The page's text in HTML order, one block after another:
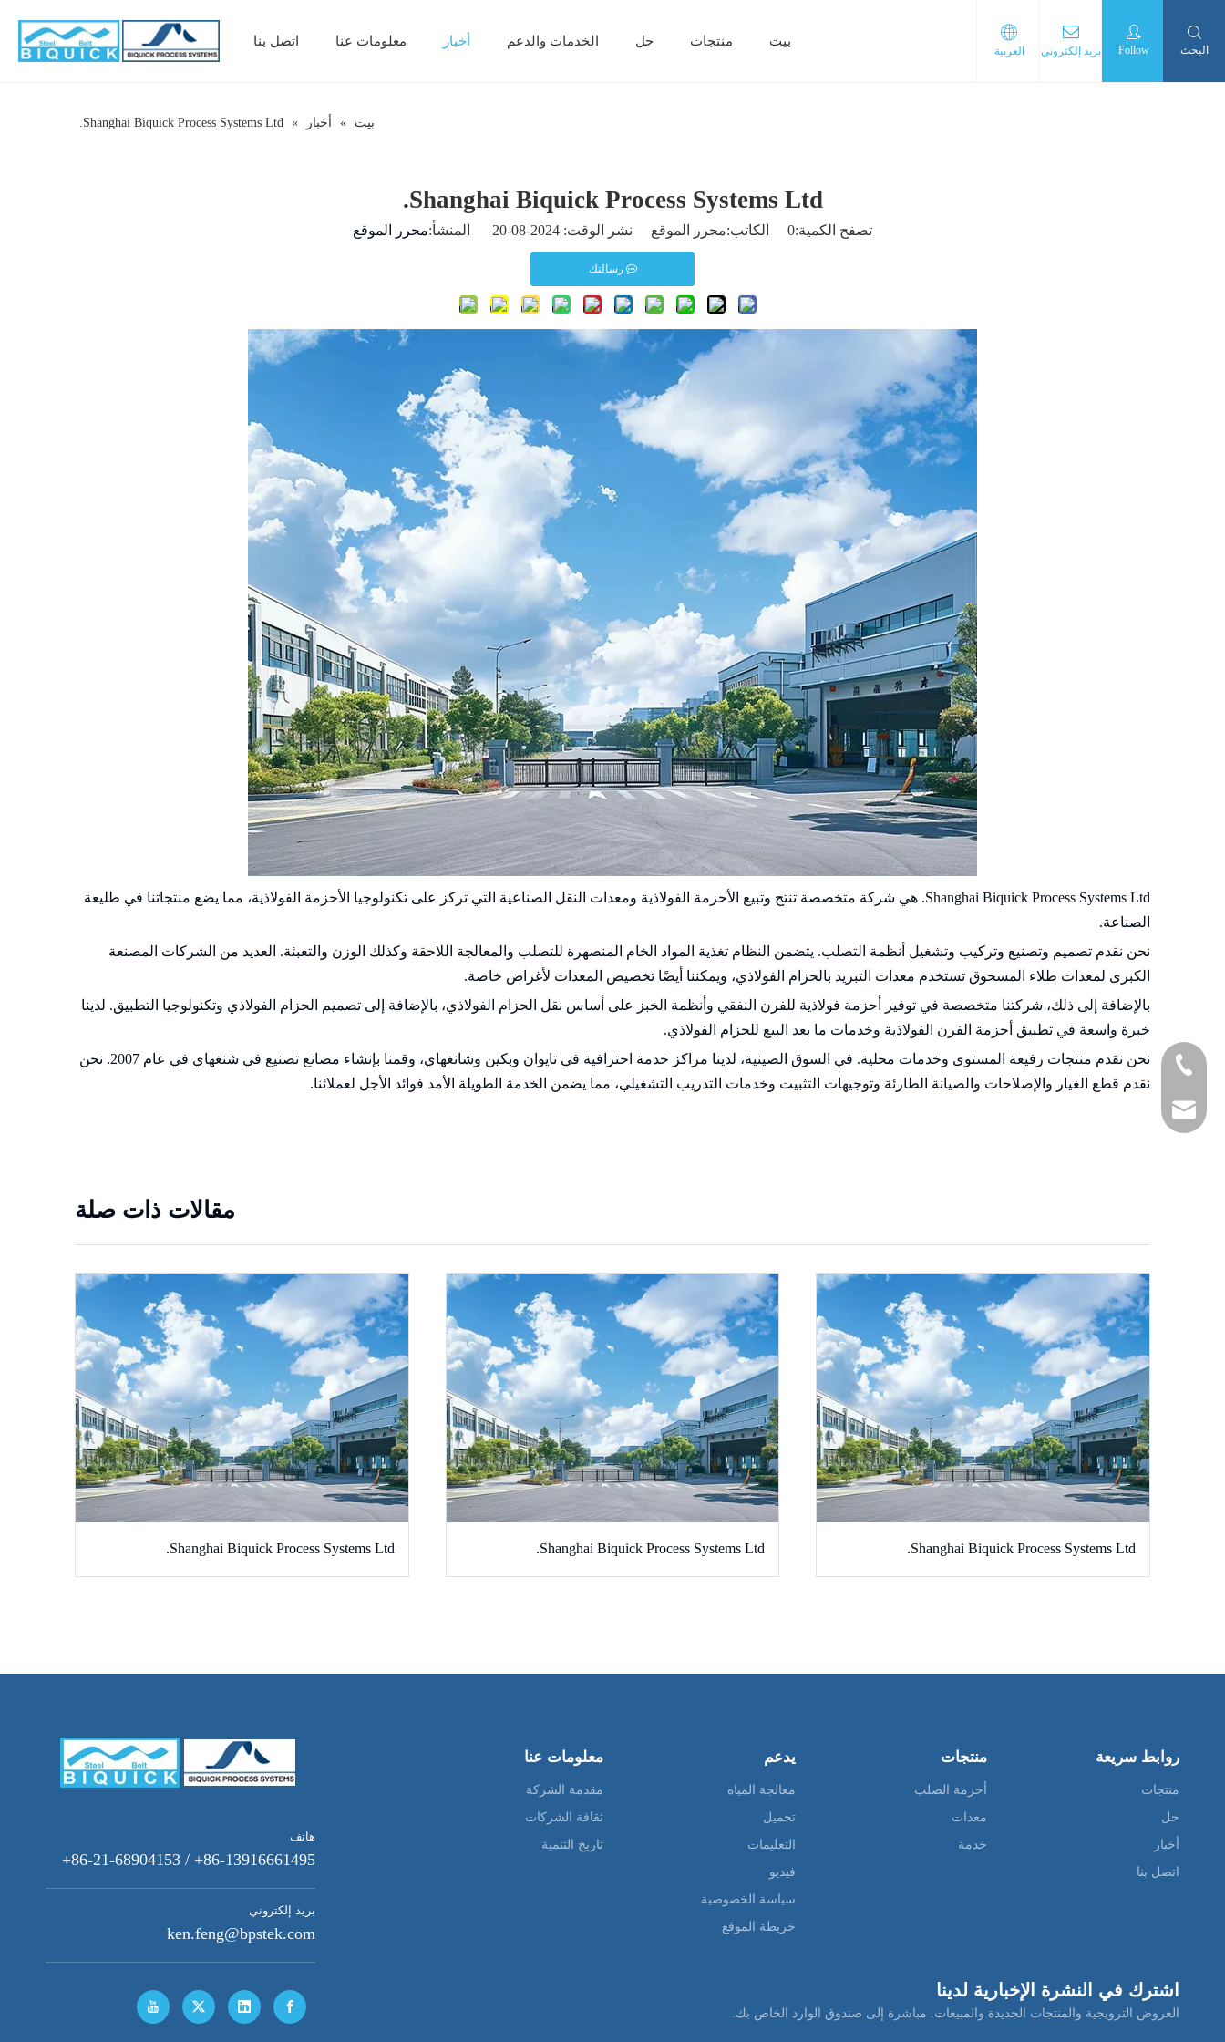
اتصل بنا معلومات عنا أخبار الخدمات والدعم حل منتجات بيت
العربية بريد إلكتروني Follow البحث
بيت » أخبار »
Shanghai Biquick Process Systems Ltd.
Shanghai Biquick Process Systems Ltd.
تصفح الكمية:0 الكاتب:محرر الموقع نشر الوقت: 2024-08-20 المنشأ: محرر الموقع
رسالتك
Shanghai Biquick Process Systems Ltd. هي شركة متخصصة تنتج وتبيع الأحزمة الفولاذية ومعدات النقل الصناعية التي تركز على تكنولوجيا الأحزمة الفولاذية، مما يضع منتجاتنا في طليعة
الصناعة.
نحن نقدم تصميم وتصنيع وتركيب وتشغيل أنظمة التصلب. يتضمن النظام تغذية المواد الخام المنصهرة للتصلب والمعالجة اللاحقة وكذلك الوزن والتعبئة. العديد من الشركات المصنعة
الكبرى لمعدات طلاء المسحوق تستخدم معدات التبريد بالحزام الفولاذي، ويمكننا أيضًا تخصيص المعدات لأغراض خاصة.
بالإضافة إلى ذلك، شركتنا متخصصة في توفير أحزمة فولاذية للفرن النفقي وأنظمة الخبز على أساس نقل الحزام الفولاذي، بالإضافة إلى تصميم الحزام الفولاذي وتكنولوجيا التطبيق. لدينا
خبرة واسعة في تطبيق أحزمة الفرن الفولاذية وخدمات ما بعد البيع للحزام الفولاذي.
نحن نقدم منتجات رفيعة المستوى وخدمات محلية. في السوق الصينية، لدينا مراكز خدمة احترافية في تايوان وبكين وشانغهاي، وقمنا بإنشاء مصانع تصنيع في شنغهاي في عام 2007. نحن
نقدم قطع الغيار والإصلاحات والصيانة الطارئة وتوجيهات التثبيت وخدمات التدريب التشغيلي، مما يضمن الخدمة الطويلة الأمد فوائد الأجل لعملائنا.
مقالات ذات صلة
Shanghai Biquick Process Systems Ltd.
Shanghai Biquick Process Systems Ltd.
Shanghai Biquick Process Systems Ltd.
هاتف
86-13916661495+ / 86-21-68904153+
بريد إلكتروني
ken.feng@bpstek.com
+86-13916661495
+86-21-68904153
روابط سريعة
منتجات
حل
أخبار
اتصل بنا
منتجات
أحزمة الصلب
معدات
خدمة
يدعم
معالجة المياه
تحميل
التعليمات
فيديو
سياسة الخصوصية
خريطة الموقع
معلومات عنا
مقدمة الشركة
ثقافة الشركات
تاريخ التنمية
اشترك في النشرة الإخبارية لدينا
العروض الترويجية والمنتجات الجديدة والمبيعات. مباشرة إلى صندوق الوارد الخاص بك.